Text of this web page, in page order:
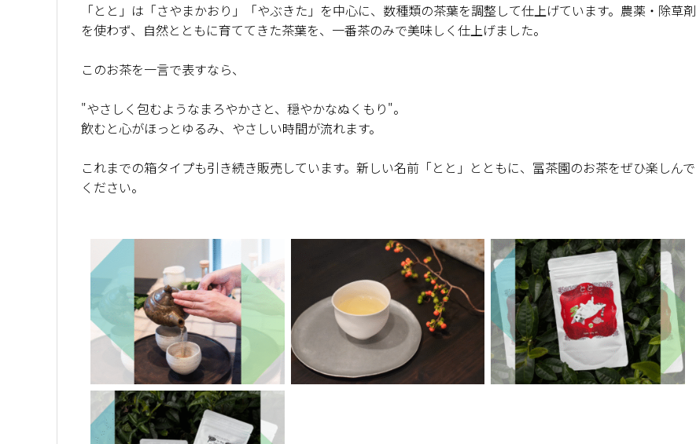
「とと」は「さやまかおり」「やぶきた」を中心に、数種類の茶葉を調整して仕上げています。農薬・除草剤
を使わず、自然とともに育ててきた茶葉を、一番茶のみで美味しく仕上げました。
このお茶を一言で表すなら、
"やさしく包むようなまろやかさと、穏やかなぬくもり"。
飲むと心がほっとゆるみ、やさしい時間が流れます。
これまでの箱タイプも引き続き販売しています。新しい名前「とと」とともに、冨茶園のお茶をぜひ楽しんで
ください。